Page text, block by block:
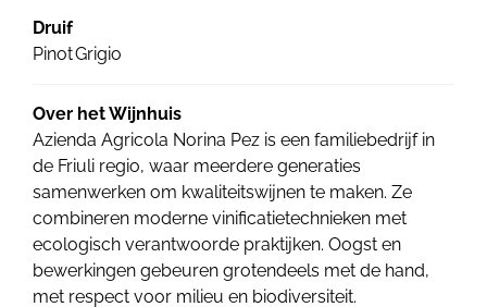
Druif
Pinot Grigio
Over het Wijnhuis
Azienda Agricola Norina Pez is een familiebedrijf in
de Friuli regio, waar meerdere generaties
samenwerken om kwaliteitswijnen te maken. Ze
combineren moderne vinificatietechnieken met
ecologisch verantwoorde praktijken. Oogst en
bewerkingen gebeuren grotendeels met de hand,
met respect voor milieu en biodiversiteit.